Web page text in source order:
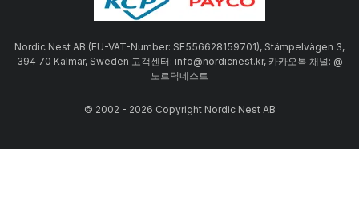
Nordic Nest AB (EU-VAT-Number: SE556628159701), Stämpelvägen 3,
394 70 Kalmar, Sweden 고객센터: info@nordicnest.kr, 카카오톡 채널: @
노르딕네스트
© 2002 - 2026 Copyright Nordic Nest AB